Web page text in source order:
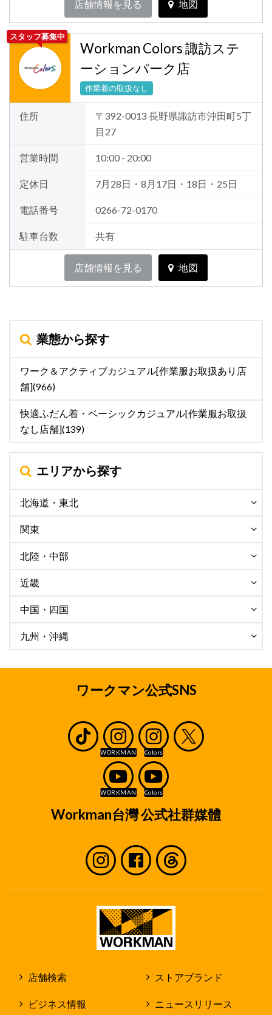
店舗情報を見る 地図
スタッフ募集中
Workman Colors 諏訪ステ
ーションパーク店
作業着の取扱なし
住所
〒392-0013 長野県諏訪市沖田町5丁
目27
営業時間 10:00 - 20:00
定休日 7月28日・8月17日・18日・25日
電話番号 0266-72-0170
駐車台数 共有
店舗情報を見る 地図
業態から探す
ワーク＆アクティブカジュアル[作業服お取扱あり店
舗](966)
快適ふだん着・ベーシックカジュアル[作業服お取扱
なし店舗](139)
エリアから探す
北海道・東北
関東
北陸・中部
近畿
中国・四国
九州・沖縄
ワークマン公式SNS
Workman台灣 公式社群媒體
店舗検索 ストアブランド
ビジネス情報 ニュースリリース